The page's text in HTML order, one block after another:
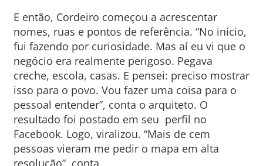
E então, Cordeiro começou a acrescentar
nomes, ruas e pontos de referência. “No início,
fui fazendo por curiosidade. Mas aí eu vi que o
negócio era realmente perigoso. Pegava
creche, escola, casas. E pensei: preciso mostrar
isso para o povo. Vou fazer uma coisa para o
pessoal entender”, conta o arquiteto. O
resultado foi postado em seu perfil no
Facebook. Logo, viralizou. “Mais de cem
pessoas vieram me pedir o mapa em alta
resolução”, conta.